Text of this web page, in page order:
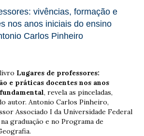
vivências, formação e
nos anos iniciais do ensino
Carlos Pinheiro
Lugares de professores:
e práticas docentes nos anos
, revela as pinceladas,
autor. Antonio Carlos Pinheiro,
Associado I da Universidade Federal
graduação e no Programa de